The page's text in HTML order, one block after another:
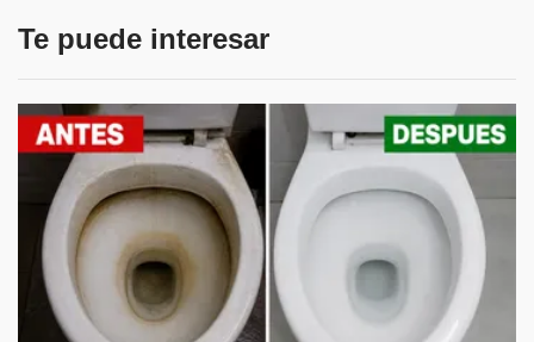
Te puede interesar